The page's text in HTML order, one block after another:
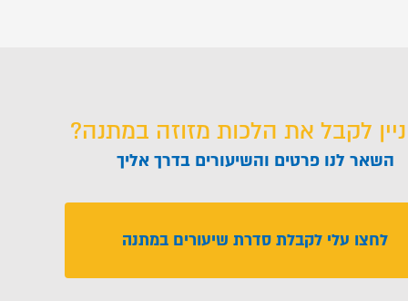
לקבל את הלכות מזוזה במתנה?
השאר לנו פרטים והשיעורים בדרך אליך
לחצו עלי לקבלת סדרת שיעורים במתנה